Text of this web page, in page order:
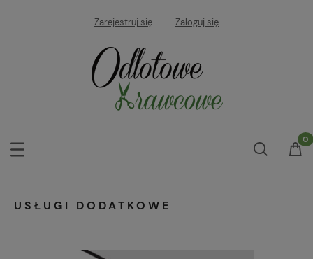
Zarejestruj się Zaloguj się
USŁUGI DODATKOWE